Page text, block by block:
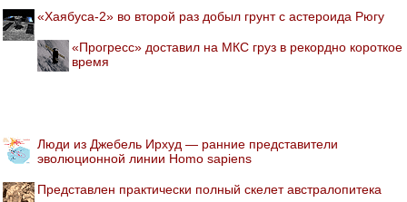
«Хаябуса-2» во второй раз добыл грунт с астероида Рюгу
«Прогресс» доставил на МКС груз в рекордно короткое
время
Люди из Джебель Ирхуд — ранние представители
эволюционной линии Homo sapiens
Представлен практически полный скелет австралопитека